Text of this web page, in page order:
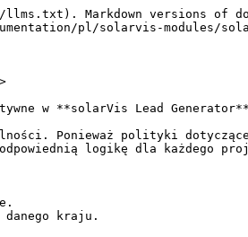
Markdown versions of
pl/solarvis-modules/
w **solarVis Lead
Ponieważ polityki dotyczące
logikę dla każdego
kraju.